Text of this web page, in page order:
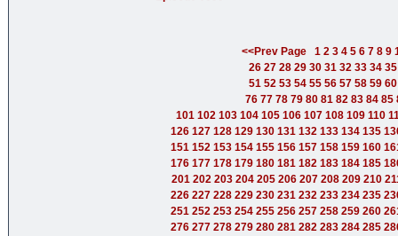
<<Prev Page 1 2 3 4 5 6 7 8 9
26 27 28 29 30 31 32 33 34 35
51 52 53 54 55 56 57 58 59 60
76 77 78 79 80 81 82 83 84 85
101 102 103 104 105 106 107 108 109 110
126 127 128 129 130 131 132 133 134 135
151 152 153 154 155 156 157 158 159 160
176 177 178 179 180 181 182 183 184 185
201 202 203 204 205 206 207 208 209 210
226 227 228 229 230 231 232 233 234 235
251 252 253 254 255 256 257 258 259 260
276 277 278 279 280 281 282 283 284 285